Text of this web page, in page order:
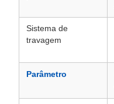
Sistema de
travagem
Parâmetro